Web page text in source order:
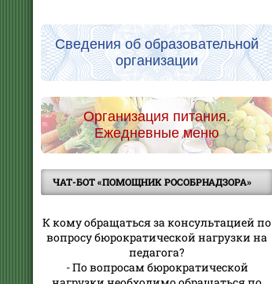
Сведения об образовательной
организации
Организация питания.
Ежедневные меню
ЧАТ-БОТ «ПОМОЩНИК РОСОБРНАДЗОРА»
К кому обращаться за консультацией по
вопросу бюрократической нагрузки на
педагога?
- По вопросам бюрократической